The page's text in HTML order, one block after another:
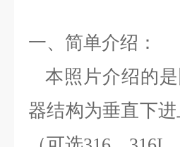
一、简单介绍：
本照片介绍的是
器结构为垂直下